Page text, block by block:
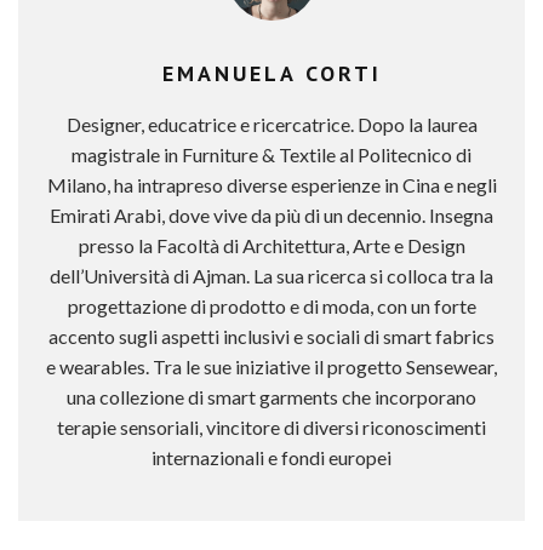
EMANUELA CORTI
Designer, educatrice e ricercatrice. Dopo la laurea
magistrale in Furniture & Textile al Politecnico di
Milano, ha intrapreso diverse esperienze in Cina e negli
Emirati Arabi, dove vive da più di un decennio. Insegna
presso la Facoltà di Architettura, Arte e Design
dell’Università di Ajman. La sua ricerca si colloca tra la
progettazione di prodotto e di moda, con un forte
accento sugli aspetti inclusivi e sociali di smart fabrics
e wearables. Tra le sue iniziative il progetto Sensewear,
una collezione di smart garments che incorporano
terapie sensoriali, vincitore di diversi riconoscimenti
internazionali e fondi europei